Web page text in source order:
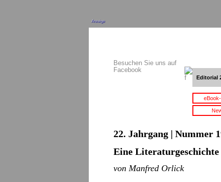
Anzeige
Besuchen Sie uns auf
Facebook
Editorial
22. Jahrgang | Nummer
Eine
von Manfred Orlick